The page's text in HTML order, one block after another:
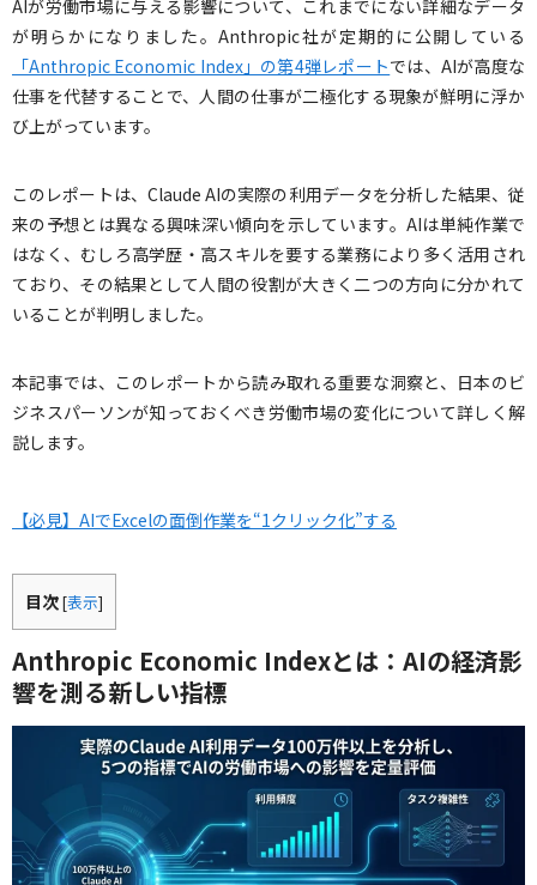
AIが労働市場に与える影響について、これまでにない詳細なデータ
が明らかになりました。Anthropic社が定期的に公開している
「Anthropic Economic Index」の第4弾レポートでは、AIが高度な
仕事を代替することで、人間の仕事が二極化する現象が鮮明に浮か
び上がっています。
このレポートは、Claude AIの実際の利用データを分析した結果、従
来の予想とは異なる興味深い傾向を示しています。AIは単純作業で
はなく、むしろ高学歴・高スキルを要する業務により多く活用され
ており、その結果として人間の役割が大きく二つの方向に分かれて
いることが判明しました。
本記事では、このレポートから読み取れる重要な洞察と、日本のビ
ジネスパーソンが知っておくべき労働市場の変化について詳しく解
説します。
【必見】AIでExcelの面倒作業を“1クリック化”する
目次[表示]
Anthropic Economic Indexとは：AIの経済影
響を測る新しい指標